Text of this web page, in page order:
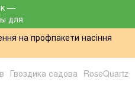
на профпакети насіння
Гвоздика садова RoseQuartz